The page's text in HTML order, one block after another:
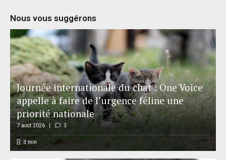
Nous vous suggérons
Journée internationale du chat : One Voice
appelle à faire de l’urgence féline une
priorité nationale
7 août 2026 3
3 min